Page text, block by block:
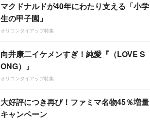
マクドナルドが40年にわたり支える「小学
生の甲子園」
オリコンタイアップ特集
向井康二イケメンすぎ！純愛『（LOVE S
ONG）』
オリコンタイアップ特集
大好評につき再び！ファミマ名物45％増量
キャンペーン